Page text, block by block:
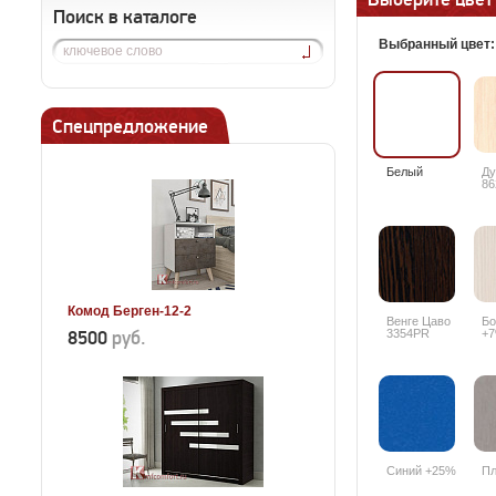
Поиск в каталоге
Спецпредложение
Комод Берген-12-2
8500 руб.
Выбранный
Белый
Венге Цаво
3354PR
Синий +25%